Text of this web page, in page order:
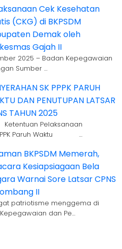
Cek Kesehatan
(CKG) di BKPSDM
Demak oleh
Gajah II
2025 – Badan Kepegawaian
Sumber …
SK PPPK PARUH
DAN PENUTUPAN LATSAR
TAHUN 2025
Pelaksanaan
PPPK Paruh Waktu …
BKPSDM Memerah,
Kesiapsiagaan Bela
Warnai Sore Latsar CPNS
II
patriotisme menggema di
dan Pe…